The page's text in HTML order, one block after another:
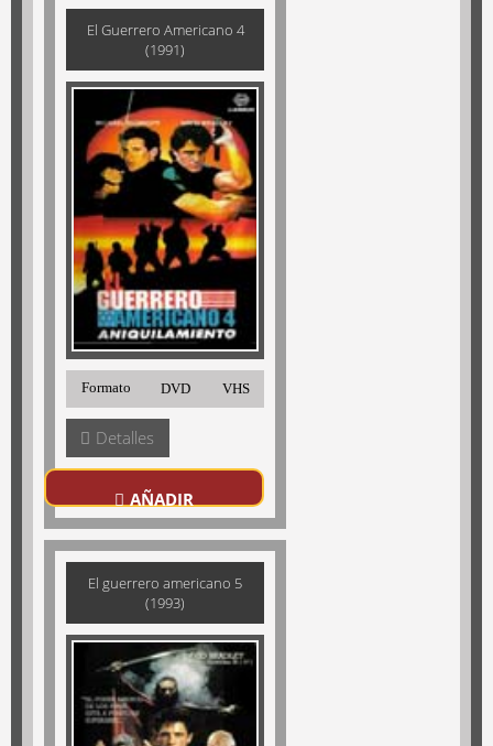
El Guerrero Americano 4
(1991)
Formato DVD VHS
Detalles
AÑADIR
El guerrero americano 5
(1993)